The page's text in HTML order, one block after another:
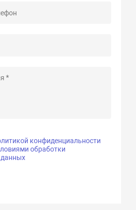
конфиденциальности
обработки